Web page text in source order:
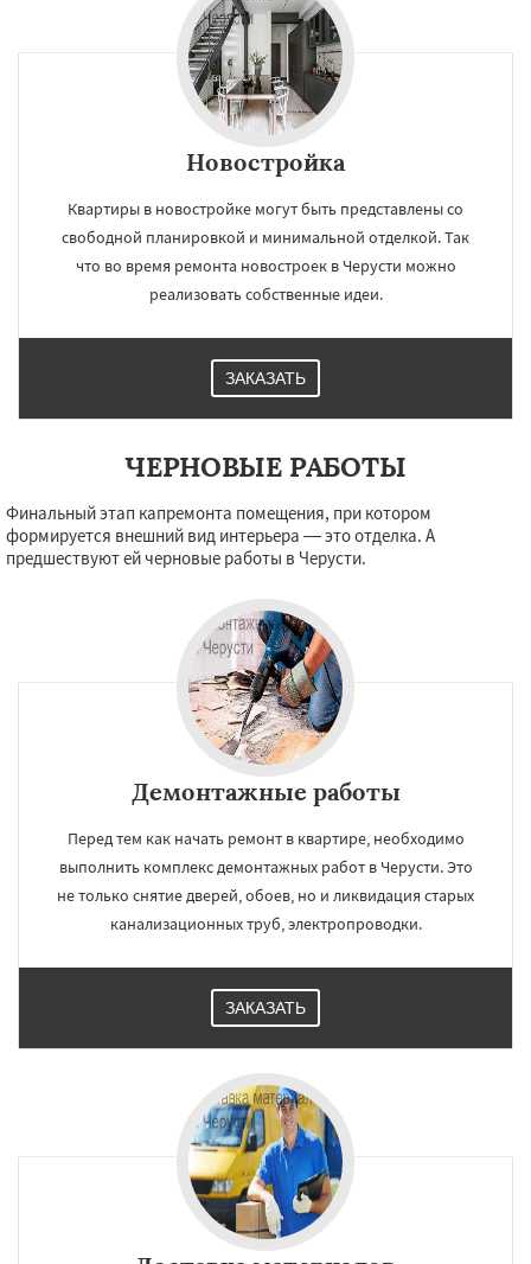
Работаем по
регионам
×
Шаховская
Новостройка
Квартиры в новостройке могут быть представлены со
свободной планировкой и минимальной отделкой. Так
что во время ремонта новостроек в Черусти можно
реализовать собственные идеи.
ЗАКАЗАТЬ
ЧЕРНОВЫЕ РАБОТЫ
Финальный этап капремонта помещения, при котором
формируется внешний вид интерьера — это отделка. А
предшествуют ей черновые работы в Черусти.
Демонтажные работы
Перед тем как начать ремонт в квартире, необходимо
выполнить комплекс демонтажных работ в Черусти. Это
не только снятие дверей, обоев, но и ликвидация старых
канализационных труб, электропроводки.
ЗАКАЗАТЬ
УЗНАТЬ ПОДРОБНЕЕ ×